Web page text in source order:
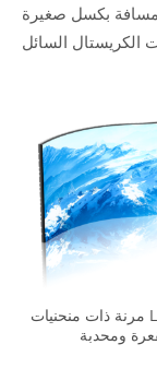
الكريستال السائل
شاشة LED مرنة ذات منحنيات
ومحدبة